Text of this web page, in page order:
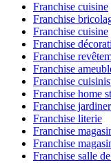
Franchise cuisine
Franchise
Franchise cuisine
Franchise
Franchise
Franchise
Franchise
Franchise home
Franchise
Franchise literie
Franchise
Franchise
Franchise salle